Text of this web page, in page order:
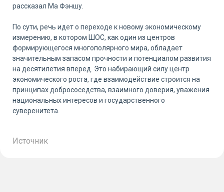
рассказал Ма Фэншу.
По сути, речь идет о переходе к новому экономическому
измерению, в котором ШОС, как один из центров
формирующегося многополярного мира, обладает
значительным запасом прочности и потенциалом развития
на десятилетия вперед. Это набирающий силу центр
экономического роста, где взаимодействие строится на
принципах добрососедства, взаимного доверия, уважения
национальных интересов и государственного
суверенитета.
Источник